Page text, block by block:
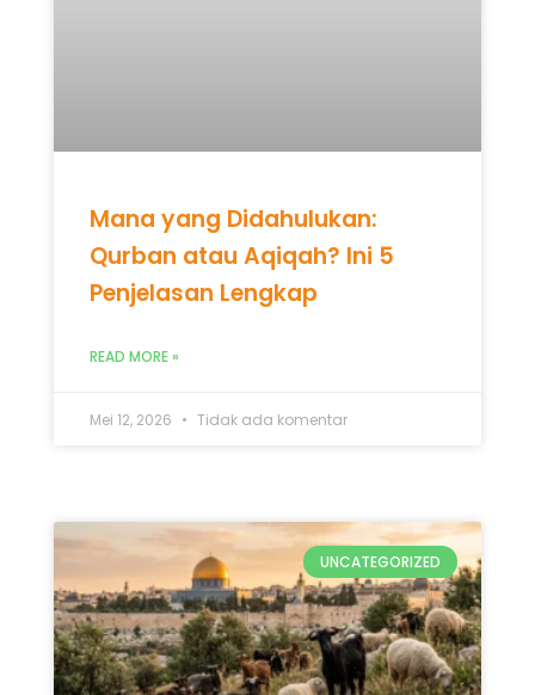
Mana yang Didahulukan:
Qurban atau Aqiqah? Ini 5
Penjelasan Lengkap
READ MORE »
Mei 12, 2026 Tidak ada komentar
UNCATEGORIZED